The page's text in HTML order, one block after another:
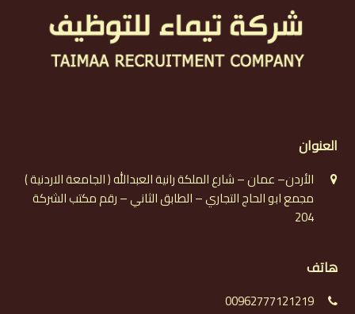
العنوان
الأردن– عمان – شارع الملكة رانية العبدالله ( الجامعة الاردنية )
مجمع ابو الحاج التجاري – الطابق الثاني – رقم مكتب الشركة
204
هاتف
00962777121219